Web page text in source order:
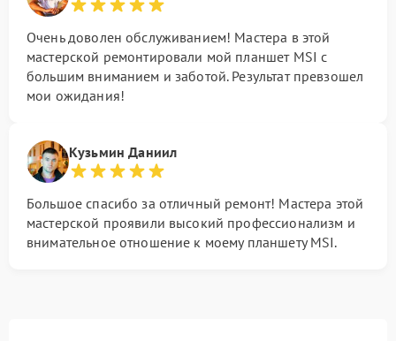
Очень доволен обслуживанием! Мастера в этой
мастерской ремонтировали мой планшет MSI с
большим вниманием и заботой. Результат превзошел
мои ожидания!
Кузьмин Даниил
Большое спасибо за отличный ремонт! Мастера этой
мастерской проявили высокий профессионализм и
внимательное отношение к моему планшету MSI.